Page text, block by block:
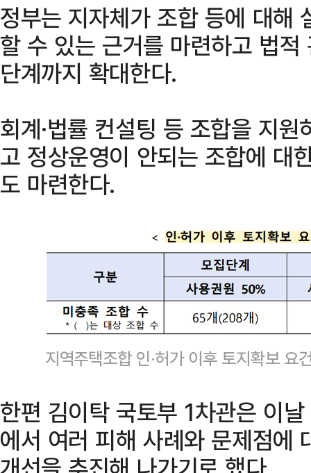
정부는 지자체가 조합 등에 대해
할 수 있는 근거를 마련하고 법적
단계까지 확대한다.
회계·법률 컨설팅 등 조합을 지
고 정상운영이 안되는 조합에 대
도 마련한다.
지역주택조합 인·허가 이후 토지확보
한편 김이탁 국토부 1차관은 이
에서 여러 피해 사례와 문제점에